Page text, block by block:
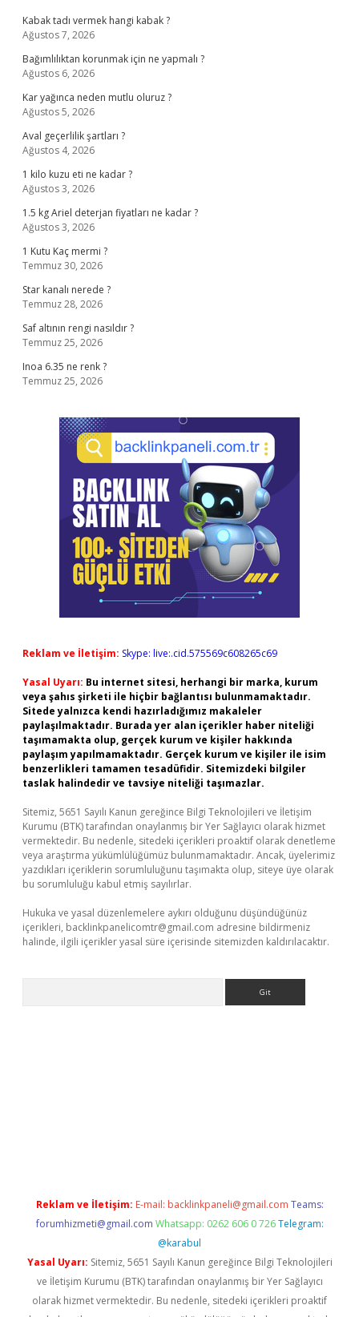
Kabak tadı vermek hangi kabak ?
Ağustos 7, 2026
Bağımlılıktan korunmak için ne yapmalı ?
Ağustos 6, 2026
Kar yağınca neden mutlu oluruz ?
Ağustos 5, 2026
Aval geçerlilik şartları ?
Ağustos 4, 2026
1 kilo kuzu eti ne kadar ?
Ağustos 3, 2026
1.5 kg Ariel deterjan fiyatları ne kadar ?
Ağustos 3, 2026
1 Kutu Kaç mermi ?
Temmuz 30, 2026
Star kanalı nerede ?
Temmuz 28, 2026
Saf altının rengi nasıldır ?
Temmuz 25, 2026
Inoa 6.35 ne renk ?
Temmuz 25, 2026
Reklam ve İletişim: Skype: live:.cid.575569c608265c69
Yasal Uyarı: Bu internet sitesi, herhangi bir marka, kurum
veya şahıs şirketi ile hiçbir bağlantısı bulunmamaktadır.
Sitede yalnızca kendi hazırladığımız makaleler
paylaşılmaktadır. Burada yer alan içerikler haber niteliği
taşımamakta olup, gerçek kurum ve kişiler hakkında
paylaşım yapılmamaktadır. Gerçek kurum ve kişiler ile isim
benzerlikleri tamamen tesadüfidir. Sitemizdeki bilgiler
taslak halindedir ve tavsiye niteliği taşımazlar.
Sitemiz, 5651 Sayılı Kanun gereğince Bilgi Teknolojileri ve İletişim
Kurumu (BTK) tarafından onaylanmış bir Yer Sağlayıcı olarak hizmet
vermektedir. Bu nedenle, sitedeki içerikleri proaktif olarak denetleme
veya araştırma yükümlülüğümüz bulunmamaktadır. Ancak, üyelerimiz
yazdıkları içeriklerin sorumluluğunu taşımakta olup, siteye üye olarak
bu sorumluluğu kabul etmiş sayılırlar.
Hukuka ve yasal düzenlemelere aykırı olduğunu düşündüğünüz
içerikleri, backlinkpanelicomtr@gmail.com adresine bildirmeniz
halinde, ilgili içerikler yasal süre içerisinde sitemizden kaldırılacaktır.
Reklam ve İletişim: E-mail: backlinkpaneli@gmail.com Teams:
forumhizmeti@gmail.com Whatsapp: 0262 606 0 726 Telegram:
@karabul
Yasal Uyarı: Sitemiz, 5651 Sayılı Kanun gereğince Bilgi Teknolojileri
ve İletişim Kurumu (BTK) tarafından onaylanmış bir Yer Sağlayıcı
olarak hizmet vermektedir. Bu nedenle, sitedeki içerikleri proaktif